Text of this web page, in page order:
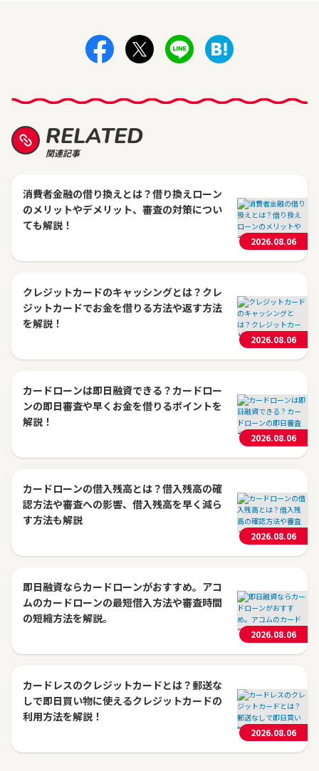
RELATED
関連記事
消費者金融の借り換えとは？借り換えローン
のメリットやデメリット、審査の対策につい
ても解説！
2026.08.06
クレジットカードのキャッシングとは？クレ
ジットカードでお金を借りる方法や返す方法
を解説！
2026.08.06
カードローンは即日融資できる？カードロー
ンの即日審査や早くお金を借りるポイントを
解説！
2026.08.06
カードローンの借入残高とは？借入残高の確
認方法や審査への影響、借入残高を早く減ら
す方法も解説
2026.08.06
即日融資ならカードローンがおすすめ。アコ
ムのカードローンの最短借入方法や審査時間
の短縮方法を解説。
2026.08.06
カードレスのクレジットカードとは？郵送な
しで即日買い物に使えるクレジットカードの
利用方法を解説！
2026.08.06